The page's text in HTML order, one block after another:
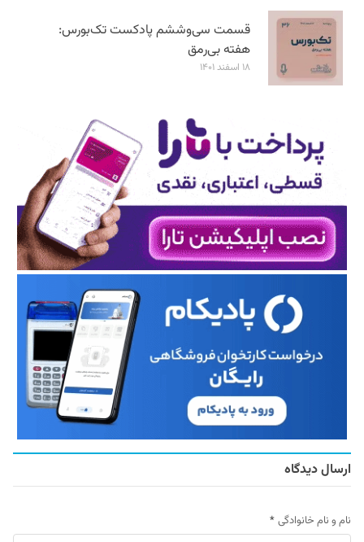
قسمت سی‌وششم پادکست تک‌بورس:
هفته بی‌رمق
۱۸ اسفند ۱۴۰۱
ارسال دیدگاه
نام و نام خانوادگی *